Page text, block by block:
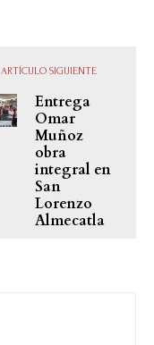
ARTÍCULO SIGUIENTE
Entrega
Omar
Muñoz
obra
integral en
San
Lorenzo
Almecatla